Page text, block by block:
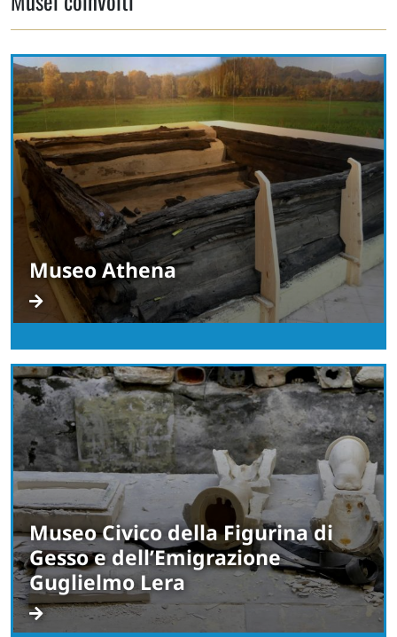
Museo Athena
Museo Civico della Figurina di
Gesso e dell’Emigrazione
Guglielmo Lera